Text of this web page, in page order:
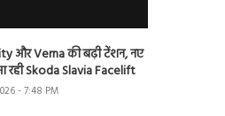
और Verna की बढ़ी टेंशन, नए
रही Skoda Slavia Facelift
- 7:48 PM